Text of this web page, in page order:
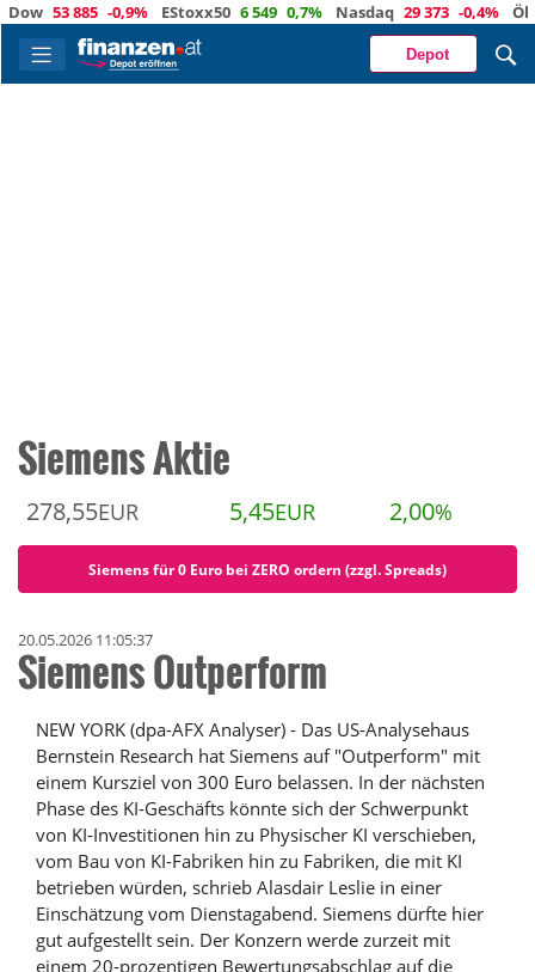
53 885 -0,9% EStoxx50 6 549 0,7% Nasdaq 29 373 -0,4% Öl 82,0
Depot
Siemens Aktie
278,55EUR 5,45EUR 2,00%
Siemens für 0 Euro bei ZERO ordern (zzgl. Spreads)
20.05.2026 11:05:37
Siemens Outperform
NEW YORK (dpa-AFX Analyser) - Das US-Analysehaus
Bernstein Research hat Siemens auf "Outperform" mit
einem Kursziel von 300 Euro belassen. In der nächsten
Phase des KI-Geschäfts könnte sich der Schwerpunkt
von KI-Investitionen hin zu Physischer KI verschieben,
vom Bau von KI-Fabriken hin zu Fabriken, die mit KI
betrieben würden, schrieb Alasdair Leslie in einer
Einschätzung vom Dienstagabend. Siemens dürfte hier
gut aufgestellt sein. Der Konzern werde zurzeit mit
einem 20-prozentigen Bewertungsabschlag auf die